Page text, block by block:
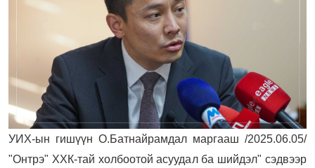
УИХ-ын гишүүн О.Батнайрамдал маргааш /2025.06.05/
"Онтрэ" ХХК-тай холбоотой асуудал ба шийдэл" сэдвээр